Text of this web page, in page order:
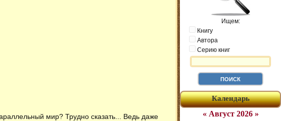
мир? Трудно сказать... Ведь даже
Ищем:
Книгу
Автора
Серию книг
Календарь
« Август 2026 »